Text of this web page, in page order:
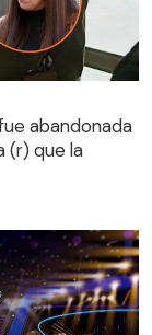
(r) que la
abandonada
(r) que la